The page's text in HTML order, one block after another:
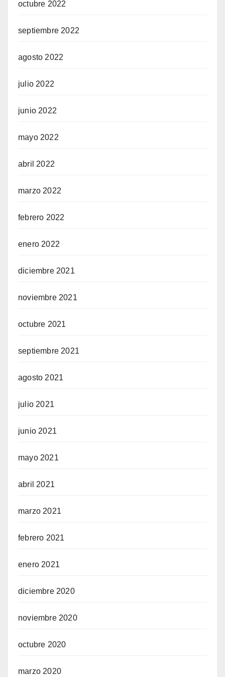
octubre 2022
septiembre 2022
agosto 2022
julio 2022
junio 2022
mayo 2022
abril 2022
marzo 2022
febrero 2022
enero 2022
diciembre 2021
noviembre 2021
octubre 2021
septiembre 2021
agosto 2021
julio 2021
junio 2021
mayo 2021
abril 2021
marzo 2021
febrero 2021
enero 2021
diciembre 2020
noviembre 2020
octubre 2020
marzo 2020